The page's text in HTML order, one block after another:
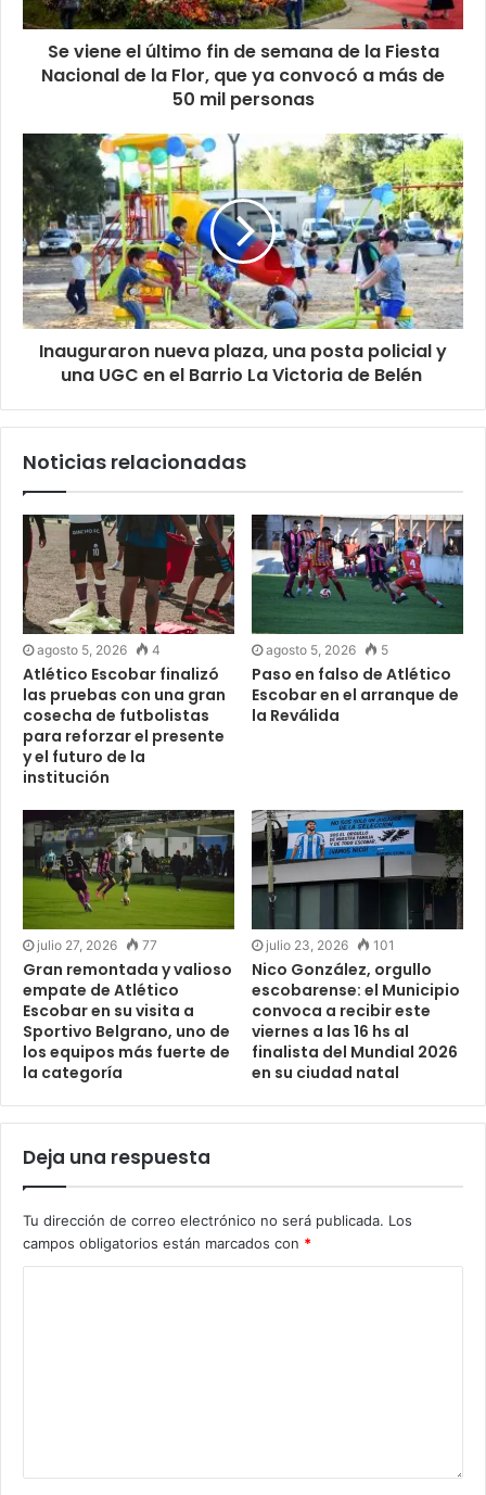
Se viene el último fin de semana de la Fiesta
Nacional de la Flor, que ya convocó a más de
50 mil personas
Inauguraron nueva plaza, una posta policial y
una UGC en el Barrio La Victoria de Belén
Noticias relacionadas
agosto 5, 2026 4
Atlético Escobar finalizó
las pruebas con una gran
cosecha de futbolistas
para reforzar el presente
y el futuro de la
institución
agosto 5, 2026 5
Paso en falso de Atlético
Escobar en el arranque de
la Reválida
julio 27, 2026 77
Gran remontada y valioso
empate de Atlético
Escobar en su visita a
Sportivo Belgrano, uno de
los equipos más fuerte de
la categoría
julio 23, 2026 101
Nico González, orgullo
escobarense: el Municipio
convoca a recibir este
viernes a las 16 hs al
finalista del Mundial 2026
en su ciudad natal
Deja una respuesta
Tu dirección de correo electrónico no será publicada. Los
campos obligatorios están marcados con *